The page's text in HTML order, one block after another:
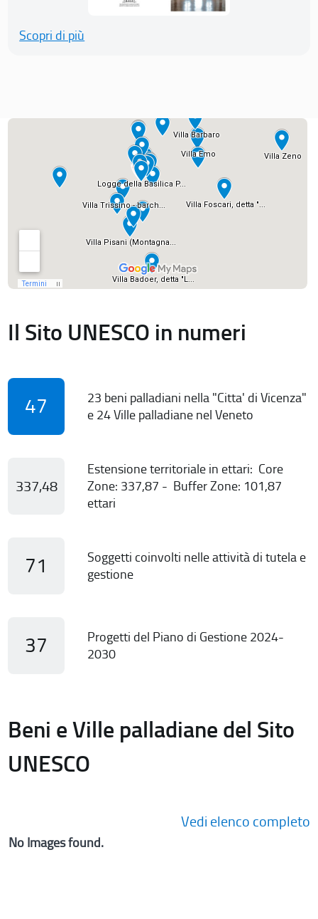
Scopri di più
Il Sito UNESCO in numeri
47
23 beni palladiani nella "Citta' di Vicenza"
e 24 Ville palladiane nel Veneto
337,48
Estensione territoriale in ettari: Core
Zone: 337,87 - Buffer Zone: 101,87
ettari
71
Soggetti coinvolti nelle attività di tutela e
gestione
37
Progetti del Piano di Gestione 2024-
2030
Beni e Ville palladiane del Sito
UNESCO
Vedi elenco completo
No Images found.